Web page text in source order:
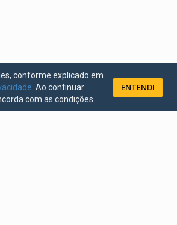
conforme explicado em
. Ao continuar
com as condições.
ENTENDI